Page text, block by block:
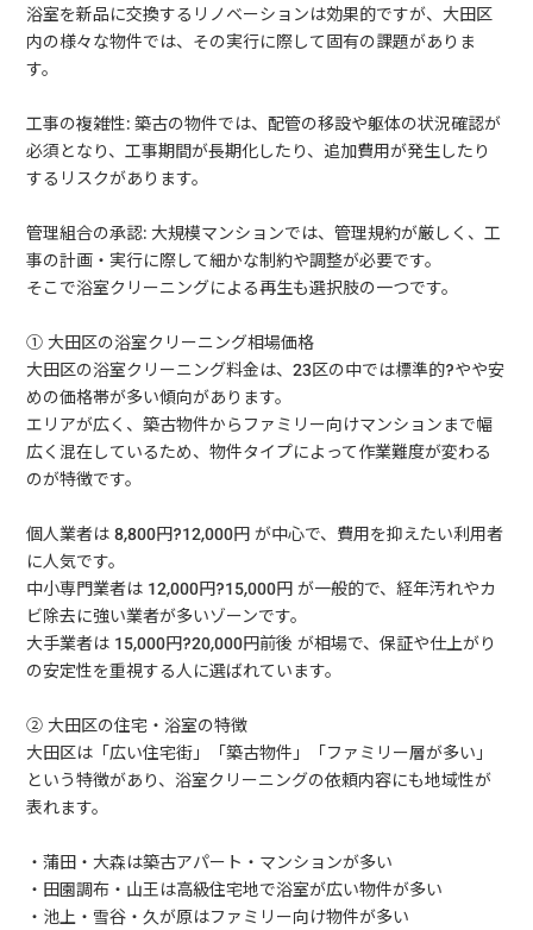
浴室を新品に交換するリノベーションは効果的ですが、大田区
内の様々な物件では、その実行に際して固有の課題がありま
す。
工事の複雑性: 築古の物件では、配管の移設や躯体の状況確認が
必須となり、工事期間が長期化したり、追加費用が発生したり
するリスクがあります。
管理組合の承認: 大規模マンションでは、管理規約が厳しく、工
事の計画・実行に際して細かな制約や調整が必要です。
そこで浴室クリーニングによる再生も選択肢の一つです。
① 大田区の浴室クリーニング相場価格
大田区の浴室クリーニング料金は、23区の中では標準的?やや安
めの価格帯が多い傾向があります。
エリアが広く、築古物件からファミリー向けマンションまで幅
広く混在しているため、物件タイプによって作業難度が変わる
のが特徴です。
個人業者は 8,800円?12,000円 が中心で、費用を抑えたい利用者
に人気です。
中小専門業者は 12,000円?15,000円 が一般的で、経年汚れやカ
ビ除去に強い業者が多いゾーンです。
大手業者は 15,000円?20,000円前後 が相場で、保証や仕上がり
の安定性を重視する人に選ばれています。
② 大田区の住宅・浴室の特徴
大田区は「広い住宅街」「築古物件」「ファミリー層が多い」
という特徴があり、浴室クリーニングの依頼内容にも地域性が
表れます。
・蒲田・大森は築古アパート・マンションが多い
・田園調布・山王は高級住宅地で浴室が広い物件が多い
・池上・雪谷・久が原はファミリー向け物件が多い